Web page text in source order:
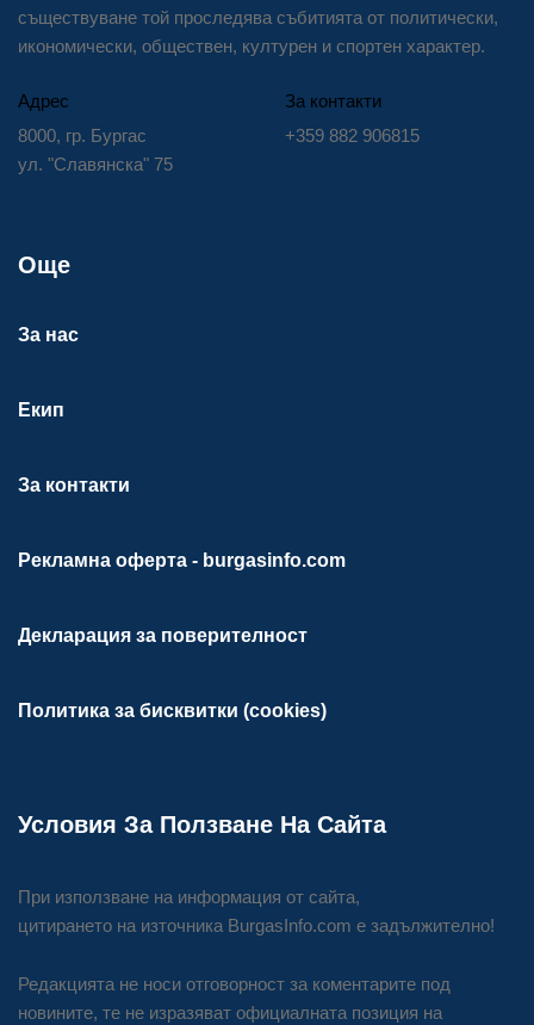
съществуване той проследява събитията от политически,
икономически, обществен, културен и спортен характер.
Адрес
8000, гр. Бургас
ул. "Славянска" 75
За контакти
+359 882 906815
Още
За нас
Екип
За контакти
Рекламна оферта - burgasinfo.com
Декларация за поверителност
Политика за бисквитки (cookies)
Условия За Ползване На Сайта
При използване на информация от сайта,
цитирането на източника BurgasInfo.com е задължително!
Редакцията не носи отговорност за коментарите под
новините, те не изразяват официалната позиция на